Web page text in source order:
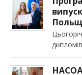
НАСОА